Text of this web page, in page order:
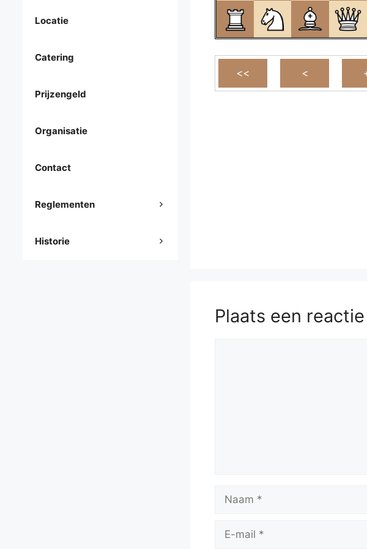
Plaats een reactie
mail
Locatie
Catering
Prijzengeld
Organisatie
Contact
Reglementen
Historie